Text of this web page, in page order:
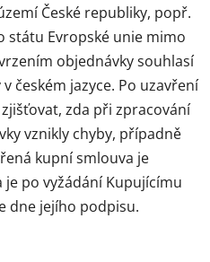
České republiky, popř.
státu Evropské unie mimo
objednávky souhlasí
českém jazyce. Po uzavření
zda při zpracování
vznikly chyby, případně
kupní smlouva je
po vyžádání Kupujícímu
dne jejího podpisu.